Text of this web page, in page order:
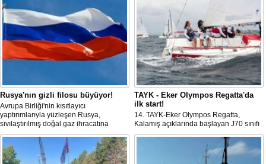
Rusya'nın gizli filosu büyüyor!
Avrupa Birliği'nin kısıtlayıcı
yaptırımlarıyla yüzleşen Rusya,
sıvılaştırılmış doğal gaz ihracatına
devam edebilmek için gizli bir filo
geliştiriyor.
TAYK - Eker Olympos Regatta'da
ilk start!
14. TAYK-Eker Olympos Regatta,
Kalamış açıklarında başlayan J70 sınıfı
yarışlarıyla ilk startını verdi. İstanbul'u 10
gün boyunca yelken coşkusuyla
buluşturacak organizasyonun ilk
gününde 9 tekne rüzgârla buluştu.